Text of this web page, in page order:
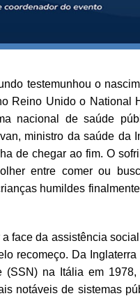
testemunhou o
Reino Unido o National
nacional de saúde
ministro da saúde da
de chegar ao fim. O
entre comer ou
humildes
face da assistência
recomeço. Da
(SSN) na Itália em
notáveis de sistemas